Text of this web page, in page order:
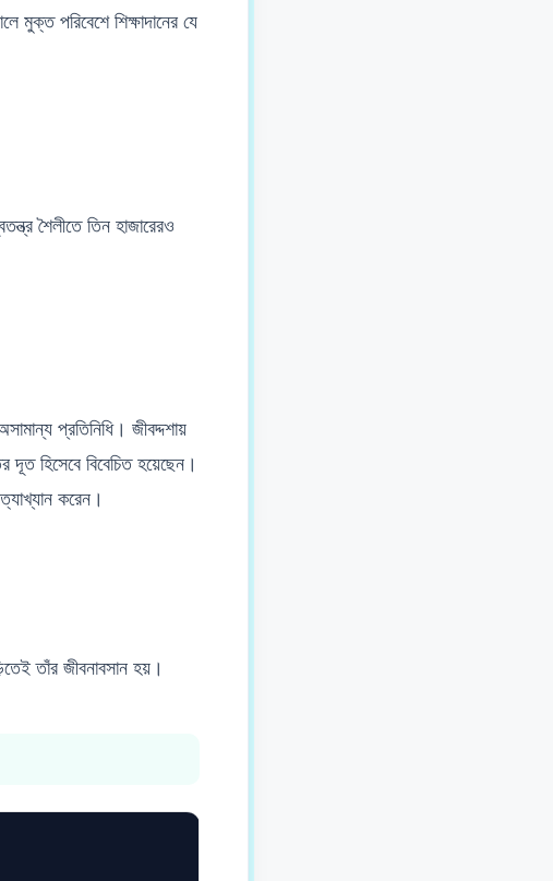
মুক্ত পরিবেশে শিক্ষাদানের যে
শৈলীতে তিন হাজারেরও
প্রতিনিধি। জীবদ্দশায়
দূত হিসেবে বিবেচিত হয়েছেন।
করেন।
তাঁর জীবনাবসান হয়।